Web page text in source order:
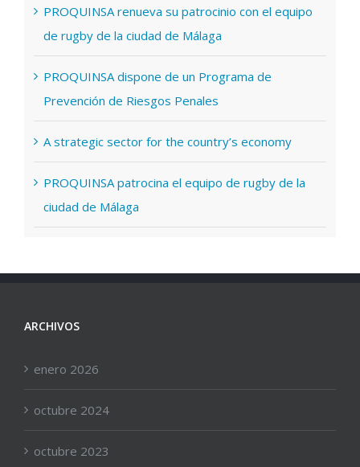
PROQUINSA renueva su patrocinio con el equipo
de rugby de la ciudad de Málaga
PROQUINSA dispone de un Programa de
Prevención de Riesgos Penales
A strategic sector for the country’s economy
PROQUINSA patrocina el equipo de rugby de la
ciudad de Málaga
ARCHIVOS
enero 2026
octubre 2024
octubre 2023